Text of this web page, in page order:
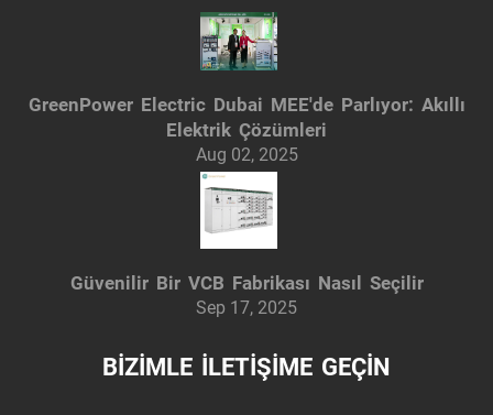
GreenPower Electric Dubai MEE'de Parlıyor: Akıllı
Elektrik Çözümleri
Aug 02, 2025
Güvenilir Bir VCB Fabrikası Nasıl Seçilir
Sep 17, 2025
BİZİMLE İLETİŞİME GEÇİN